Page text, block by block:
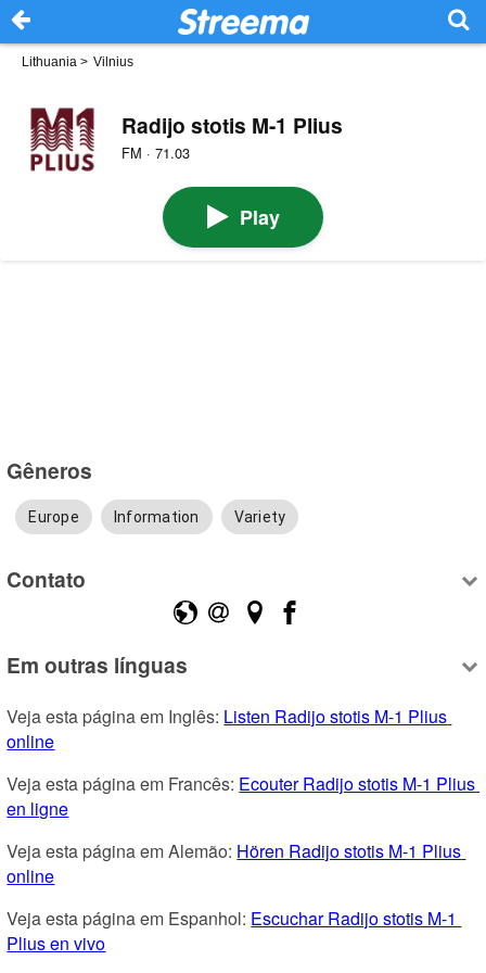
Lithuania > Vilnius
Radijo stotis M-1 Plius
FM · 71.03
Play
Gêneros
Europe Information Variety
Contato
Em outras línguas
Veja esta página em Inglês: Listen Radijo stotis M-1 Plius
online
Veja esta página em Francês: Ecouter Radijo stotis M-1 Plius
en ligne
Veja esta página em Alemão: Hören Radijo stotis M-1 Plius
online
Veja esta página em Espanhol: Escuchar Radijo stotis M-1
Plius en vivo